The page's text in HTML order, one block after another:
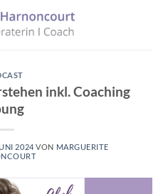
inkl. Coaching
2024VON MARGUERITE